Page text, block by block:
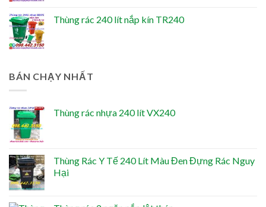
Thùng rác 240 lít nắp kín TR240
BÁN CHẠY NHẤT
Thùng rác nhựa 240 lít VX240
Thùng Rác Y Tế 240 Lít Màu Đen Đựng Rác Nguy
Hại